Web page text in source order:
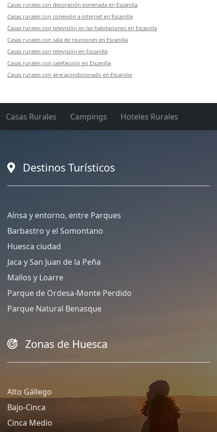
Casas rurales con decoración esmerada en Escanilla
Casas rurales con conexión a internet en Escanilla
Casas rurales con televisión en las habitaciones en Escanilla
Casas rurales con sala de reuniones en Escanilla
Casas rurales con televisión en Escanilla
Casas rurales con calefacción en Escanilla
Casas rurales con aire acondicionado en Escanilla
Casas Rurales Campings Hoteles Rurales
Destinos Turísticos
Aínsa y entorno, entre Parques
Barbastro y el Somontano
Huesca ciudad
Jaca y San Juan de la Peña
Mallos y Loarre
Parque de Ordesa-Monte Perdido
Parque Natural Benasque
Zonas de Huesca
Alto Gállego
Bajo-Cinca
Cinca Medio